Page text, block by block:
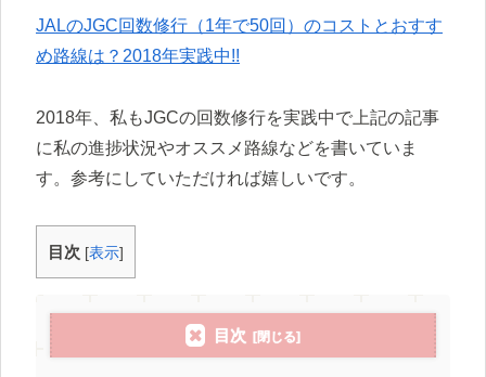
JALのJGC回数修行（1年で50回）のコストとおすす
め路線は？2018年実践中!!
2018年、私もJGCの回数修行を実践中で上記の記事
に私の進捗状況やオススメ路線などを書いていま
す。参考にしていただければ嬉しいです。
目次 [表示]
目次